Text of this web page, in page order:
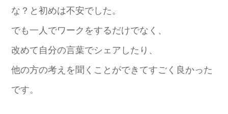
な？と初めは不安でした。
でも一人でワークをするだけでなく、
改めて自分の言葉でシェアしたり、
他の方の考えを聞くことができてすごく良かった
です。